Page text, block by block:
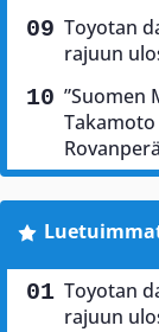
Toyotan
rajuun
”Suomen
Rovanperä
Toyotan
rajuun